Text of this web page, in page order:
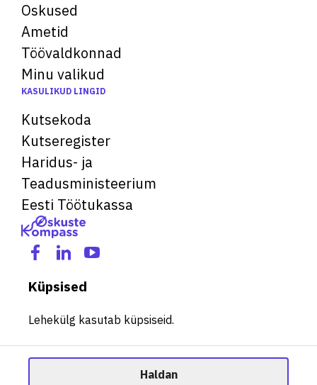
Oskused
Ametid
Töövaldkonnad
Minu valikud
KASULIKUD LINGID
Kutsekoda
Kutseregister
Haridus- ja
Teadusministeerium
Eesti Töötukassa
Küpsised
Lehekülg kasutab küpsiseid.
Haldan